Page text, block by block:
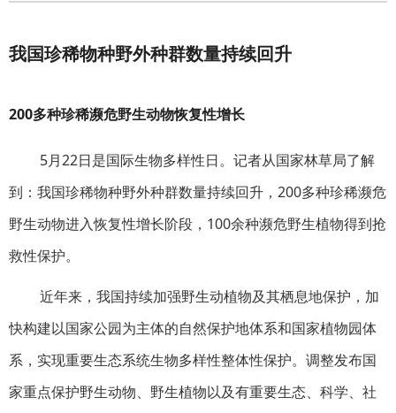
我国珍稀物种野外种群数量持续回升
200多种珍稀濒危野生动物恢复性增长
5月22日是国际生物多样性日。记者从国家林草局了解
到：我国珍稀物种野外种群数量持续回升，200多种珍稀濒危
野生动物进入恢复性增长阶段，100余种濒危野生植物得到抢
救性保护。
近年来，我国持续加强野生动植物及其栖息地保护，加
快构建以国家公园为主体的自然保护地体系和国家植物园体
系，实现重要生态系统生物多样性整体性保护。调整发布国
家重点保护野生动物、野生植物以及有重要生态、科学、社